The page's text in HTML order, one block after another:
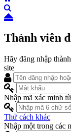
Thành viên
Hãy đăng nhập
site
Nhập mã xác minh
Thử cách khác
Nhập một trong các